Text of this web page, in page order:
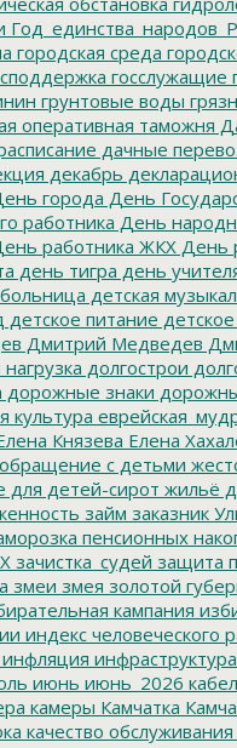
городская среда
госслужащие
грунтовые воды
оперативная таможня
дачные
декабрь
города День
работника День
работника ЖКХ День
день тигра день
детская
детское питание
Дмитрий Медведев
долгострои
дорожные знаки
культура
Князева Елена
с детьми
для детей-сирот жильё
займ заказник
пенсионных
зачистка_судей защита
змеи змея золотой
кампания
индекс человеческого
инфляция инфраструктура
июнь июнь_2026
камеры Камчатка
качество обслуживания